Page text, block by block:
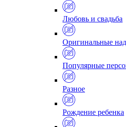
Любовь и свадьба
Оригинальные
Популярные
Разное
Рождение ребенка